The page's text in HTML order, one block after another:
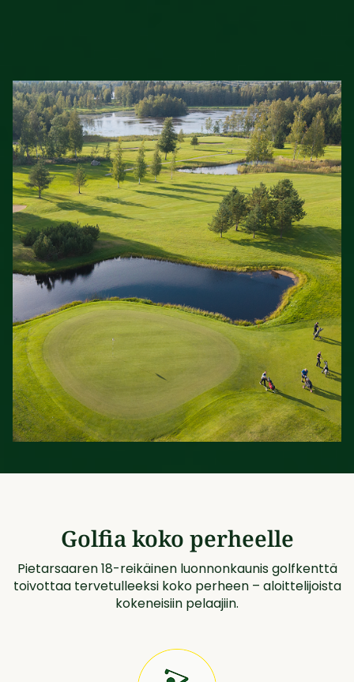
Golfia koko perheelle
Pietarsaaren 18-reikäinen luonnonkaunis golfkenttä
toivottaa tervetulleeksi koko perheen – aloittelijoista
kokeneisiin pelaajiin.